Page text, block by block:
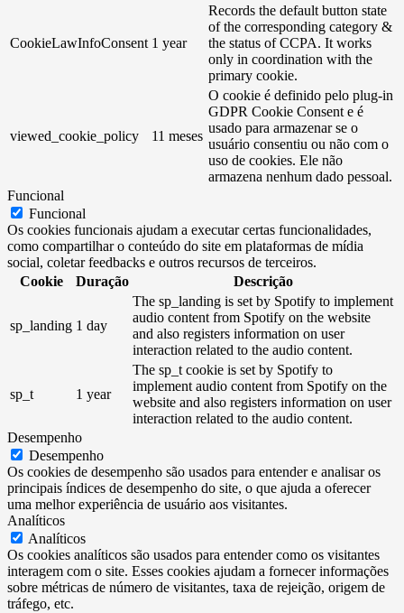
CookieLawInfoConsent 1 year
Records the default button state
of the corresponding category &
the status of CCPA. It works
only in coordination with the
primary cookie.
viewed_cookie_policy 11 meses
O cookie é definido pelo plug-in
GDPR Cookie Consent e é
usado para armazenar se o
usuário consentiu ou não com o
uso de cookies. Ele não
armazena nenhum dado pessoal.
Funcional
Funcional
Os cookies funcionais ajudam a executar certas funcionalidades,
como compartilhar o conteúdo do site em plataformas de mídia
social, coletar feedbacks e outros recursos de terceiros.
Cookie
Duração Descrição
sp_landing 1 day
The sp_landing is set by Spotify to implement
audio content from Spotify on the website
and also registers information on user
interaction related to the audio content.
sp_t 1 year
The sp_t cookie is set by Spotify to
implement audio content from Spotify on the
website and also registers information on user
interaction related to the audio content.
Desempenho
Desempenho
Os cookies de desempenho são usados ​​para entender e analisar os
principais índices de desempenho do site, o que ajuda a oferecer
uma melhor experiência de usuário aos visitantes.
Analíticos
Analíticos
Os cookies analíticos são usados ​​para entender como os visitantes
interagem com o site. Esses cookies ajudam a fornecer informações
sobre métricas de número de visitantes, taxa de rejeição, origem de
tráfego, etc.